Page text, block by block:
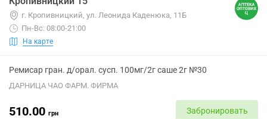
г. Кропивницкий, ул. Леонида Каденюка, 11Б
Пн-Вс: 08:00-21:00
На карте
Ремисар гран. д/орал. сусп. 100мг/2г саше 2г №30
ДАРНИЦА ЧАО ФАРМ. ФИРМА
510.00 грн Забронировать